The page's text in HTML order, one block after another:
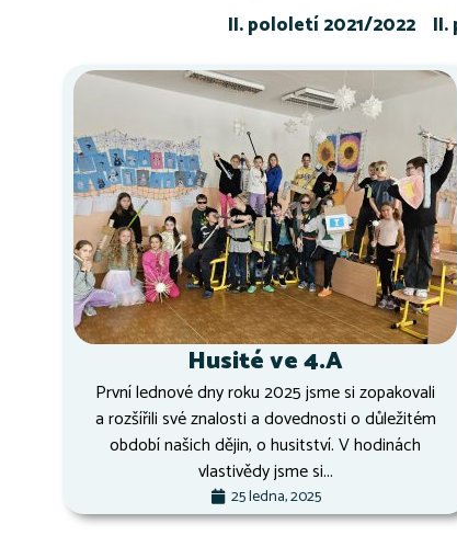
II. pololetí 2021/2022
II.
Husité ve 4.A
První lednové dny roku 2025 jsme si zopakovali
a rozšířili své znalosti a dovednosti o důležitém
období našich dějin, o husitství. V hodinách
vlastivědy jsme si...
25 ledna, 2025